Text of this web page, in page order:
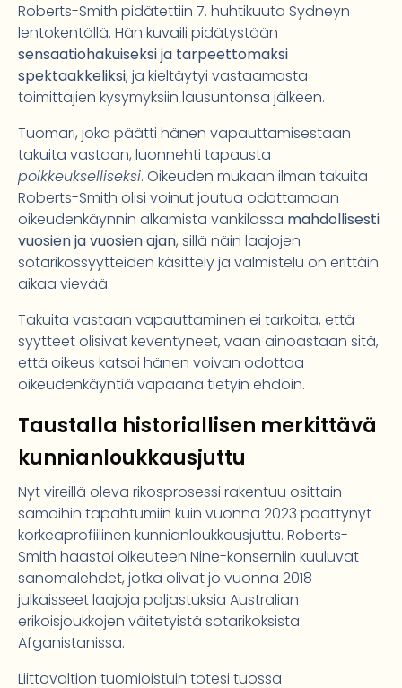
Roberts-Smith pidätettiin 7. huhtikuuta Sydneyn
lentokentällä. Hän kuvaili pidätystään
sensaatiohakuiseksi ja tarpeettomaksi
spektaakkeliksi, ja kieltäytyi vastaamasta
toimittajien kysymyksiin lausuntonsa jälkeen.
Tuomari, joka päätti hänen vapauttamisestaan
takuita vastaan, luonnehti tapausta
poikkeukselliseksi. Oikeuden mukaan ilman takuita
Roberts-Smith olisi voinut joutua odottamaan
oikeudenkäynnin alkamista vankilassa mahdollisesti
vuosien ja vuosien ajan, sillä näin laajojen
sotarikossyytteiden käsittely ja valmistelu on erittäin
aikaa vievää.
Takuita vastaan vapauttaminen ei tarkoita, että
syytteet olisivat keventyneet, vaan ainoastaan sitä,
että oikeus katsoi hänen voivan odottaa
oikeudenkäyntiä vapaana tietyin ehdoin.
Taustalla historiallisen merkittävä
kunnianloukkausjuttu
Nyt vireillä oleva rikosprosessi rakentuu osittain
samoihin tapahtumiin kuin vuonna 2023 päättynyt
korkeaprofiilinen kunnianloukkausjuttu. Roberts-
Smith haastoi oikeuteen Nine-konserniin kuuluvat
sanomalehdet, jotka olivat jo vuonna 2018
julkaisseet laajoja paljastuksia Australian
erikoisjoukkojen väitetyistä sotarikoksista
Afganistanissa.
Liittovaltion tuomioistuin totesi tuossa